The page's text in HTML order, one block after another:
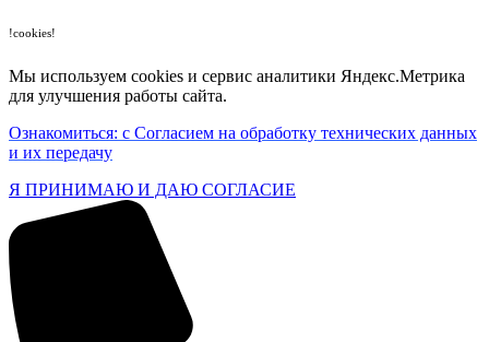
!cookies!
Мы используем cookies и сервис аналитики Яндекс.Метрика
для улучшения работы сайта.
Ознакомиться: с Согласием на обработку технических данных
и их передачу
Я ПРИНИМАЮ И ДАЮ СОГЛАСИЕ